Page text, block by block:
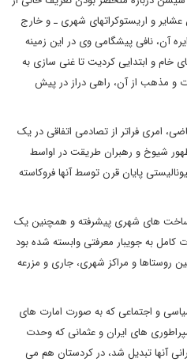
عشایر و اریستوکراتهای شهری ـ و خارج
آن، نافی پیشگامی وی در این زمینه
خام و ابتدایی کردیت تا غنی سازی به
و مذهب از آن، راهی دراز در پیش
امری فراتر از تصادمی اتفاقی در یک
شیوخ و رهبران طریقت در اواسط
پایان قرن توسط آنها فروکاسته
های شهری پیشرفته و همچنین یک
به جویبار معرفتی وابسته شده بود
روستاها و مراکز شهری، جاری و مزرعه
و اجتماعی که به صورت امارت های
های ایران و عثمانی که وحدت
آنها تبدیل شد، در کردستان هم می